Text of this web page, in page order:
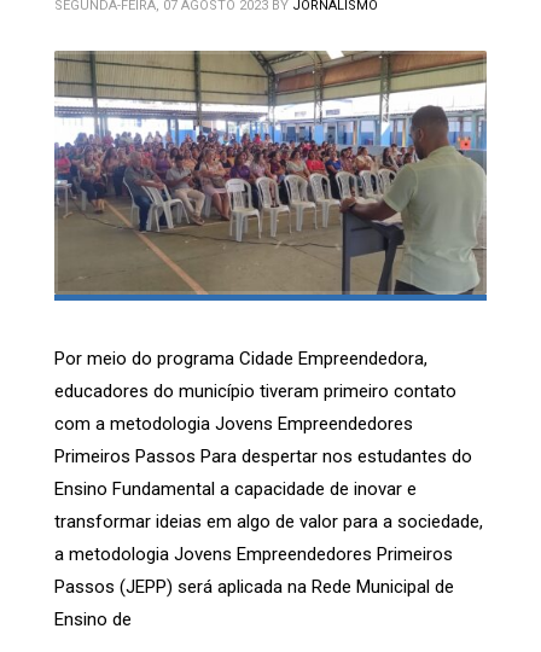
SEGUNDA-FEIRA, 07 AGOSTO 2023 BY JORNALISMO
Por meio do programa Cidade Empreendedora,
educadores do município tiveram primeiro contato
com a metodologia Jovens Empreendedores
Primeiros Passos Para despertar nos estudantes do
Ensino Fundamental a capacidade de inovar e
transformar ideias em algo de valor para a sociedade,
a metodologia Jovens Empreendedores Primeiros
Passos (JEPP) será aplicada na Rede Municipal de
Ensino de